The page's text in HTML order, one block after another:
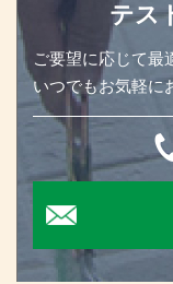
テス
ご要望に応じて最
いつでもお気軽に